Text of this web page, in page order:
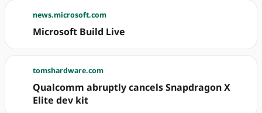
news.microsoft.com
Microsoft Build Live
tomshardware.com
Qualcomm abruptly cancels Snapdragon X
Elite dev kit